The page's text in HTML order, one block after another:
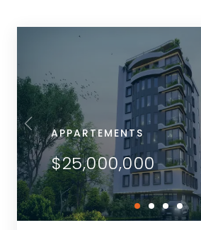
APPARTEMENTS
$25,000,000